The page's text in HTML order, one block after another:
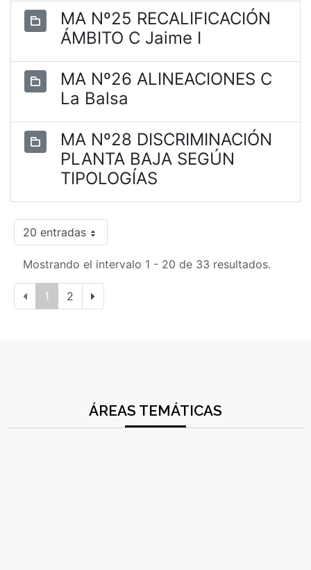
MA Nº25 RECALIFICACIÓN
ÁMBITO C Jaime I
MA Nº26 ALINEACIONES C
La Balsa
MA Nº28 DISCRIMINACIÓN
PLANTA BAJA SEGÚN
TIPOLOGÍAS
20 entradas
Mostrando el intervalo 1 - 20 de 33 resultados.
1 2
ÁREAS TEMÁTICAS